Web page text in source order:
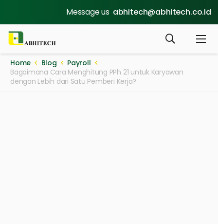
Message us abhitech@abhitech.co.id
Home Blog
Payroll
Bagaimana Cara Menghitung PPh 21 untuk Karyawan
dengan Lebih dari Satu Pemberi Kerja?